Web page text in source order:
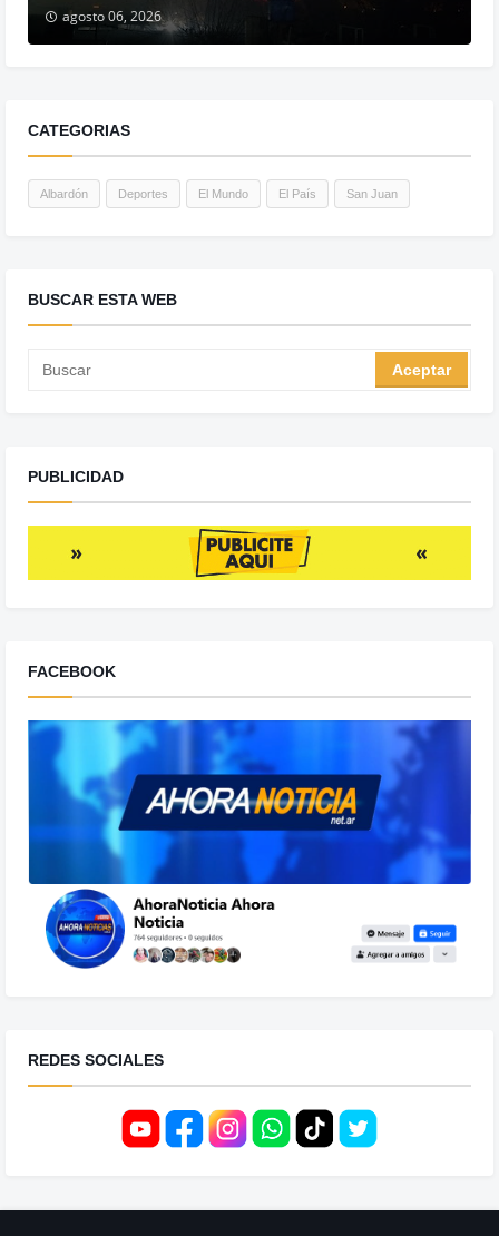
agosto 06, 2026
CATEGORIAS
Albardón Deportes El Mundo El País San Juan
BUSCAR ESTA WEB
PUBLICIDAD
FACEBOOK
REDES SOCIALES